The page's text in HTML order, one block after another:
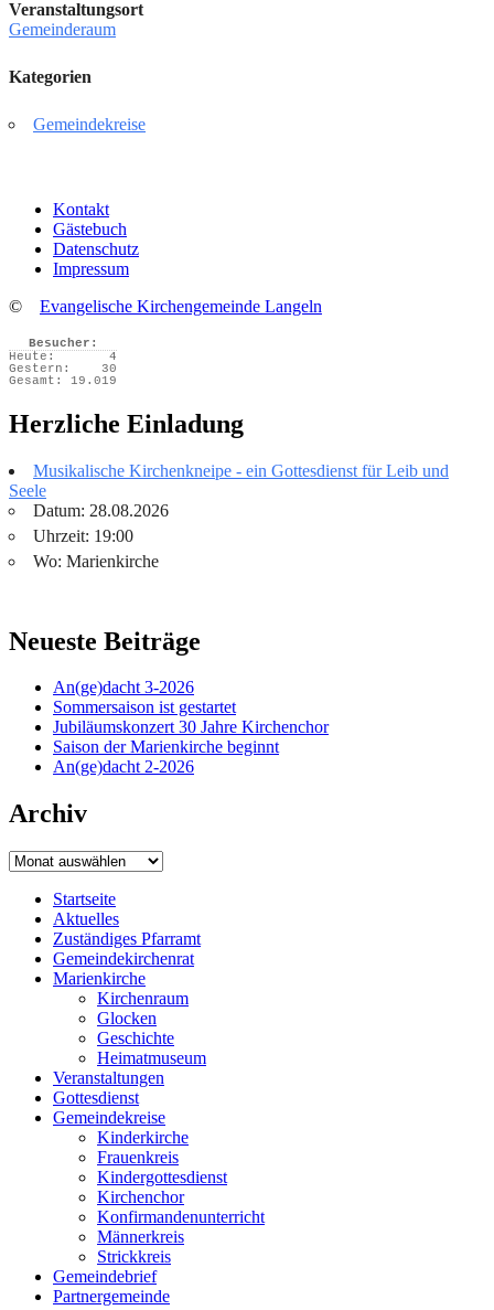
Veranstaltungsort
Gemeinderaum
Kategorien
Gemeindekreise
Kontakt
Gästebuch
Datenschutz
Impressum
© Evangelische Kirchengemeinde Langeln
Besucher:
Heute:
4
Gestern:
30
Gesamt:
19.019
Herzliche Einladung
Musikalische Kirchenkneipe - ein Gottesdienst für Leib und
Seele
Datum: 28.08.2026
Uhrzeit: 19:00
Wo: Marienkirche
Neueste Beiträge
An(ge)dacht 3-2026
Sommersaison ist gestartet
Jubiläumskonzert 30 Jahre Kirchenchor
Saison der Marienkirche beginnt
An(ge)dacht 2-2026
Archiv
Archiv
Startseite
Aktuelles
Zuständiges Pfarramt
Gemeindekirchenrat
Marienkirche
Kirchenraum
Glocken
Geschichte
Heimatmuseum
Veranstaltungen
Gottesdienst
Gemeindekreise
Kinderkirche
Frauenkreis
Kindergottesdienst
Kirchenchor
Konfirmandenunterricht
Männerkreis
Strickkreis
Gemeindebrief
Partnergemeinde